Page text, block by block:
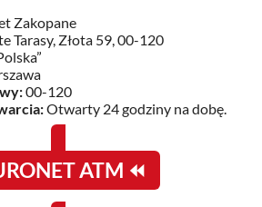
Zakopane
Tarasy, Złota 59, 00-120
00-120
Otwarty 24 godziny na dobę.
ATM ⏪